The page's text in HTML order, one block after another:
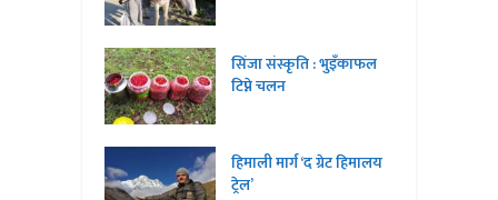
सिंजा संस्कृति : भुइँकाफल
टिप्ने चलन
हिमाली मार्ग ‘द ग्रेट हिमालय
ट्रेल’